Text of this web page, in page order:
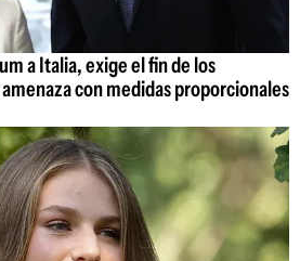
a Italia, exige el fin de los
con medidas proporcionales